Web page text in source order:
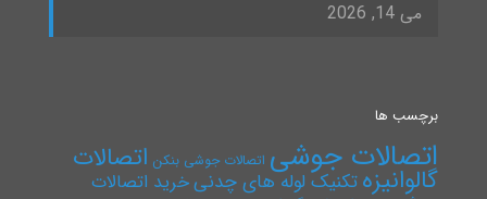
می 14, 2026
برچسب ها
اتصالات جوشی اتصالات جوشی بنکن اتصالات
گالوانیزهتکنیک لوله های چدنیخرید اتصالات